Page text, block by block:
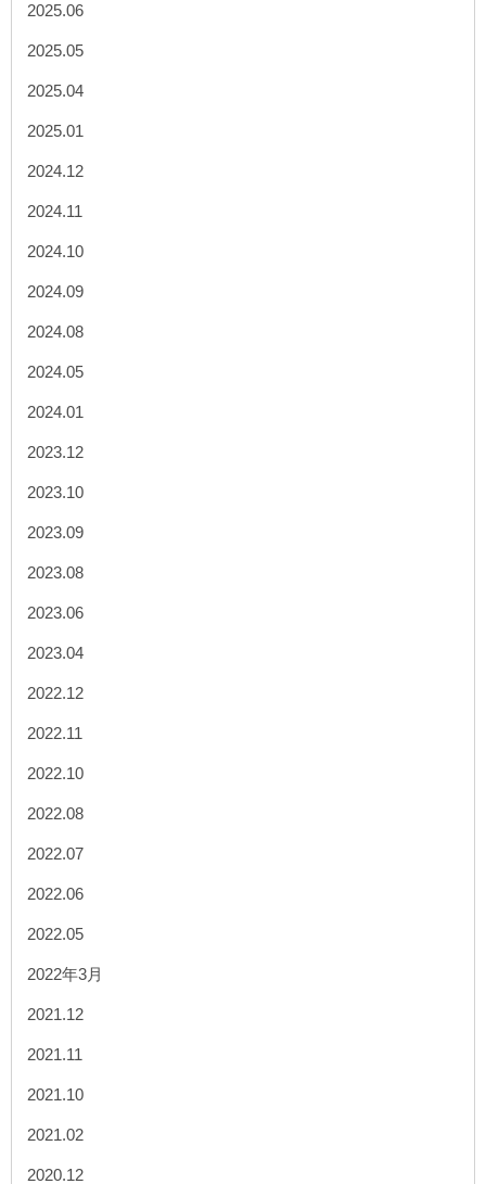
2025.06
2025.05
2025.04
2025.01
2024.12
2024.11
2024.10
2024.09
2024.08
2024.05
2024.01
2023.12
2023.10
2023.09
2023.08
2023.06
2023.04
2022.12
2022.11
2022.10
2022.08
2022.07
2022.06
2022.05
2022年3月
2021.12
2021.11
2021.10
2021.02
2020.12